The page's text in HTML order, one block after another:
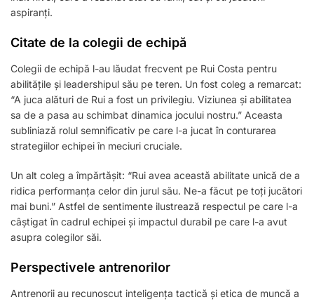
aspiranți.
Citate de la colegii de echipă
Colegii de echipă l-au lăudat frecvent pe Rui Costa pentru
abilitățile și leadershipul său pe teren. Un fost coleg a remarcat:
“A juca alături de Rui a fost un privilegiu. Viziunea și abilitatea
sa de a pasa au schimbat dinamica jocului nostru.” Aceasta
subliniază rolul semnificativ pe care l-a jucat în conturarea
strategiilor echipei în meciuri cruciale.
Un alt coleg a împărtășit: “Rui avea această abilitate unică de a
ridica performanța celor din jurul său. Ne-a făcut pe toți jucători
mai buni.” Astfel de sentimente ilustrează respectul pe care l-a
câștigat în cadrul echipei și impactul durabil pe care l-a avut
asupra colegilor săi.
Perspectivele antrenorilor
Antrenorii au recunoscut inteligența tactică și etica de muncă a